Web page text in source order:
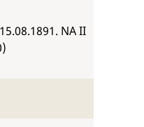
NA II